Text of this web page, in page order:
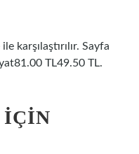
karşılaştırılır. Sayfa
TL49.50 TL.
IÇIN